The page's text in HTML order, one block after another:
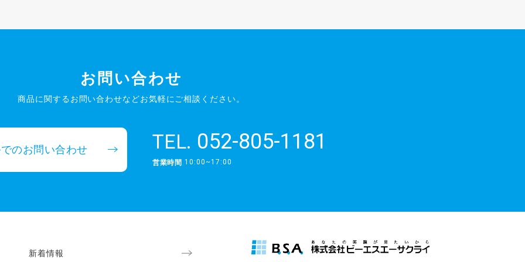
お問い合わせ
商品に関するお問い合わせなどお気軽にご相談ください。
のお問い合わせ TEL. 052-805-1181
営業時間 10:00~17:00
新着情報